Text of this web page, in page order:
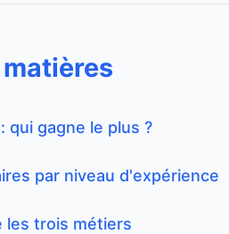
qui gagne le plus ?
par niveau d'expérience
les trois métiers